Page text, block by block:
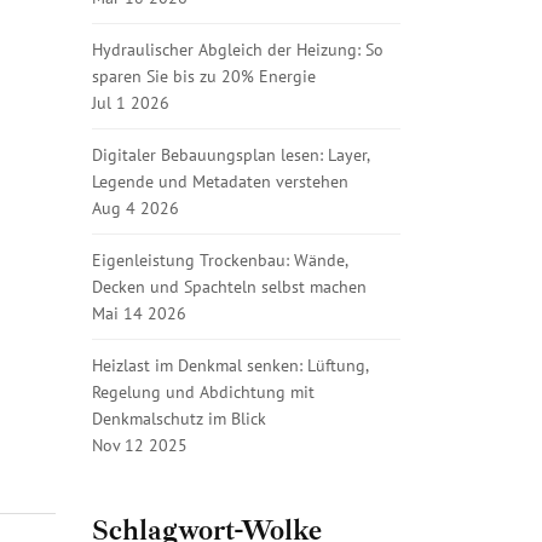
Hydraulischer Abgleich der Heizung: So
sparen Sie bis zu 20% Energie
Jul 1 2026
Digitaler Bebauungsplan lesen: Layer,
Legende und Metadaten verstehen
Aug 4 2026
Eigenleistung Trockenbau: Wände,
Decken und Spachteln selbst machen
Mai 14 2026
Heizlast im Denkmal senken: Lüftung,
Regelung und Abdichtung mit
Denkmalschutz im Blick
Nov 12 2025
Schlagwort-Wolke